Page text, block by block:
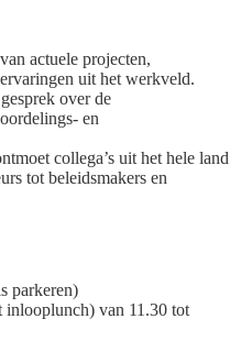
actuele projecten,
uit het werkveld.
over de
en
collega’s uit het hele land
tot beleidsmakers en
parkeren)
inlooplunch) van 11.30 tot